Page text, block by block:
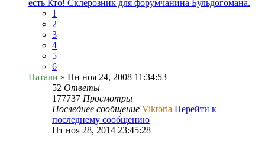
есть Кто! Склерозник для форумчанина Бульдогомана.
1
2
3
4
5
6
Натали » Пн ноя 24, 2008 11:34:53
52 Ответы
177737 Просмотры
Последнее сообщение Viktoria Перейти к
последнему сообщению
Пт ноя 28, 2014 23:45:28